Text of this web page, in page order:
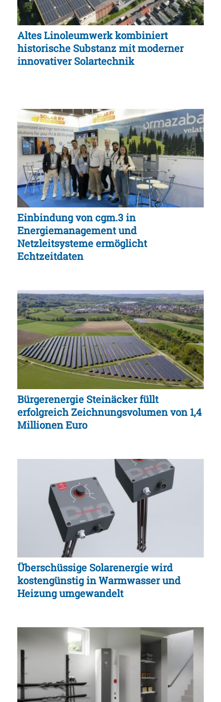
Altes Linoleumwerk kombiniert
historische Substanz mit moderner
innovativer Solartechnik
Einbindung von cgm.3 in
Energiemanagement und
Netzleitsysteme ermöglicht
Echtzeitdaten
Bürgerenergie Steinäcker füllt
erfolgreich Zeichnungsvolumen von 1,4
Millionen Euro
Überschüssige Solarenergie wird
kostengünstig in Warmwasser und
Heizung umgewandelt